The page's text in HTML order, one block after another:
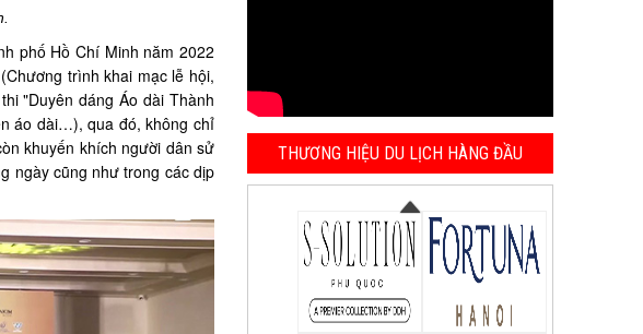
phố Hồ Chí Minh năm 2022
trình khai mạc lễ hội,
"Duyên dáng Áo dài Thành
áo dài…), qua đó, không chỉ
khuyến khích người dân sử
ngày cũng như trong các dịp
THƯƠNG HIỆU DU LỊCH HÀNG ĐẦU